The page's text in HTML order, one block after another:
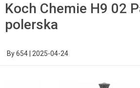
Koch Chemie H9 02
polerska
By654 2025-04-24